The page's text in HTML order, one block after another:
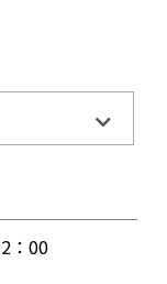
招生訊息
2： 00